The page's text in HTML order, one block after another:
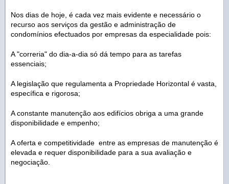
Nos dias de hoje, é cada vez mais evidente e necessário o
recurso aos serviços da gestão e administração de
condomínios efectuados por empresas da especialidade pois:
A "correria" do dia-a-dia só dá tempo para as tarefas
essenciais;
A legislação que regulamenta a Propriedade Horizontal é vasta,
específica e rigorosa;
A constante manutenção aos edifícios obriga a uma grande
disponibilidade e empenho;
A oferta e competitividade entre as empresas de manutenção é
elevada e requer disponibilidade para a sua avaliação e
negociação.